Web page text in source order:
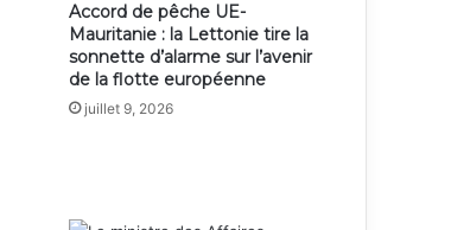
Accord de pêche UE-
Mauritanie : la Lettonie tire la
sonnette d’alarme sur l’avenir
de la flotte européenne
juillet 9, 2026